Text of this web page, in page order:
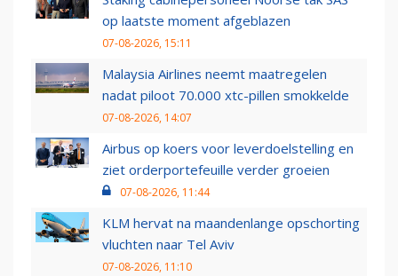
op laatste moment afgeblazen
07-08-2026, 15:11
Malaysia Airlines neemt maatregelen
nadat piloot 70.000 xtc-pillen smokkelde
07-08-2026, 14:07
Airbus op koers voor leverdoelstelling en
ziet orderportefeuille verder groeien
07-08-2026, 11:44
KLM hervat na maandenlange opschorting
vluchten naar Tel Aviv
07-08-2026, 11:10